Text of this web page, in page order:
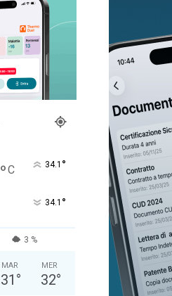
°C 34.1 °
34.1 °
3 %
MAR
31 °
MER
32°